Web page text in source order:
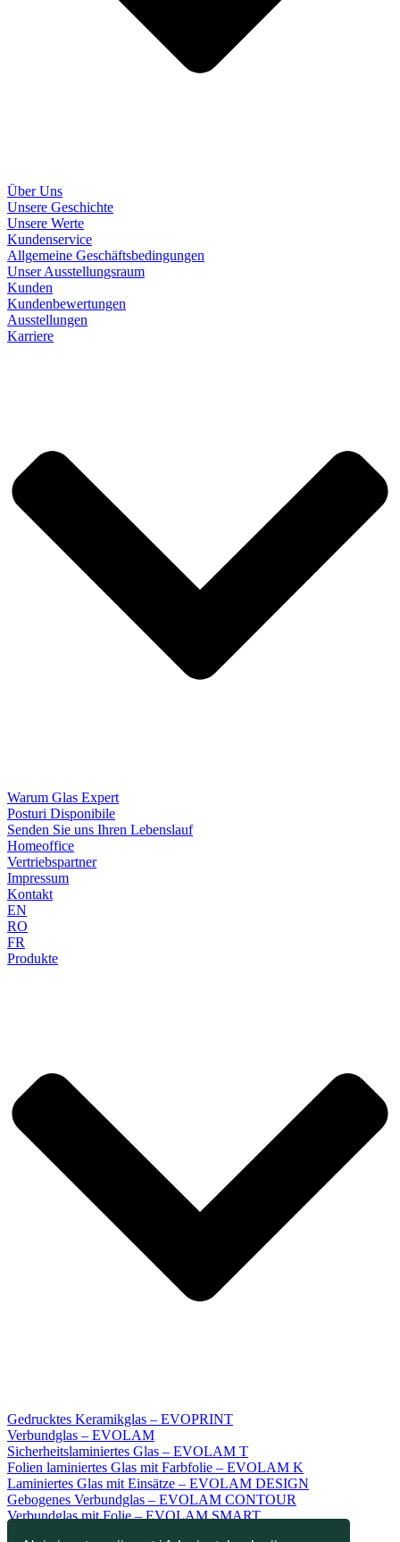
Über Uns
Unsere Geschichte
Unsere Werte
Kundenservice
Allgemeine Geschäftsbedingungen
Unser Ausstellungsraum
Kunden
Kundenbewertungen
Ausstellungen
Karriere
Warum Glas Expert
Posturi Disponibile
Senden Sie uns Ihren Lebenslauf
Homeoffice
Vertriebspartner
Impressum
Kontakt
EN
RO
FR
Produkte
Gedrucktes Keramikglas – EVOPRINT
Verbundglas – EVOLAM
Sicherheitslaminiertes Glas – EVOLAM T
Folien laminiertes Glas mit Farbfolie – EVOLAM K
Laminiertes Glas mit Einsätze – EVOLAM DESIGN
Gebogenes Verbundglas – EVOLAM CONTOUR
Verbundglas mit Folie – EVOLAM SMART